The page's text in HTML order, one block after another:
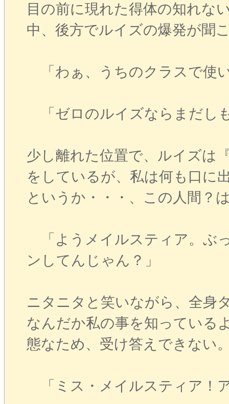
目の前に現れた得体の知れな
中、後方でルイズの爆発が聞
「わぁ、うちのクラスで使
「ゼロのルイズならまだし
少し離れた位置で、ルイズは
をしているが、私は何も口に
というか・・・、この人間？
「ようメイルスティア。ぶ
ンしてんじゃん？」
ニタニタと笑いながら、全身
なんだか私の事を知っている
態なため、受け答えできない
「ミス・メイルスティア！